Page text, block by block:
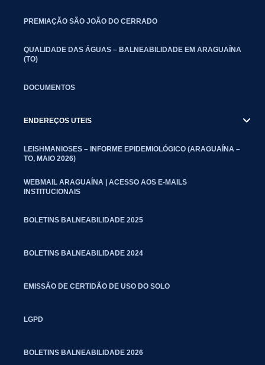
PREMIAÇÃO SÃO JOÃO DO CERRADO
QUALIDADE DAS ÁGUAS – BALNEABILIDADE EM ARAGUAÍNA
(TO)
DOCUMENTOS
ENDEREÇOS UTEIS
LEISHMANIOSES – INFORME EPIDEMIOLÓGICO (ARAGUAÍNA –
TO, MAIO 2026)
WEBMAIL ARAGUAÍNA | ACESSO AOS E-MAILS
INSTITUCIONAIS
BOLETINS BALNEABILIDADE 2025
BOLETINS BALNEABILIDADE 2024
EMISSÃO DE CERTIDÃO DE USO DO SOLO
LGPD
BOLETINS BALNEABILIDADE 2026